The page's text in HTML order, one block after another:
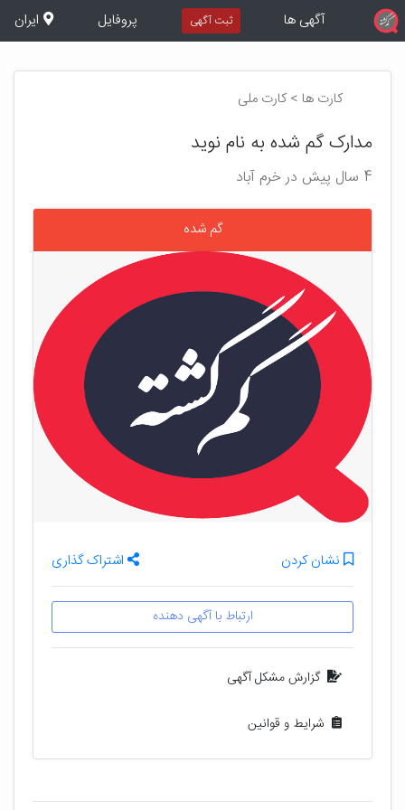
آگهی ها ثبت آگهی پروفایل ایران
کارت ها > کارت ملی
مدارک گم شده به نام نوید
4 سال پیش در خرم آباد
گم شده
نشان کردن اشتراک گذاری
ارتباط با آگهی دهنده
گزارش مشکل آگهی
شرایط و قوانین